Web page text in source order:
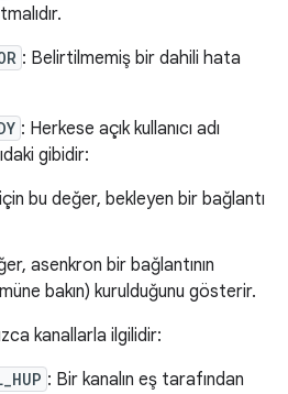
: Belirtilmemiş bir dahili hata
: Herkese açık kullanıcı adı
gibidir:
bu değer, bekleyen bir bağlantı
asenkron bir bağlantının
bakın) kurulduğunu gösterir.
kanallarla ilgilidir:
: Bir kanalın eş tarafından